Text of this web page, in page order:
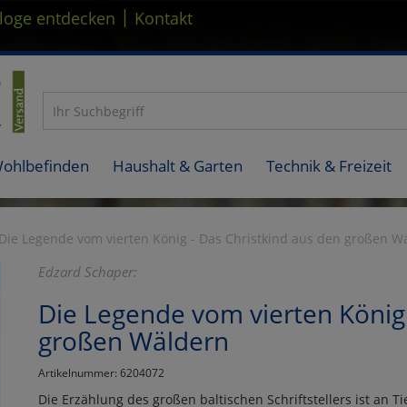
entdecken | Kontakt
Haushalt & Garten Technik & Freizeit
Die Legende vom vierten König - Das Christkind aus den großen
Edzard Schaper:
Die Legende vom vierten
großen Wäldern
Artikelnummer: 6204072
Die Erzählung des großen baltischen Schriftstellers ist an